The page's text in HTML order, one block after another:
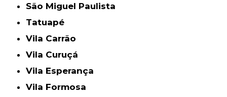
São Miguel Paulista
Tatuapé
Vila Carrão
Vila Curuçá
Vila Esperança
Vila Formosa